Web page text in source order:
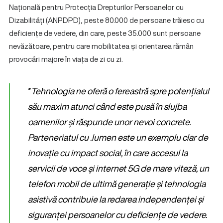
Națională pentru Protecția Drepturilor Persoanelor cu
Dizabilități (ANPDPD), peste 80.000 de persoane trăiesc cu
deficiențe de vedere, din care, peste 35.000 sunt persoane
nevăzătoare, pentru care mobilitatea și orientarea rămân
provocări majore în viața de zi cu zi.
”Tehnologia ne oferă o fereastră spre potențialul
său maxim atunci când este pusă în slujba
oamenilor și răspunde unor nevoi concrete.
Parteneriatul cu .lumen este un exemplu clar de
inovație cu impact social, în care accesul la
servicii de voce și internet 5G de mare viteză, un
telefon mobil de ultimă generație și tehnologia
asistivă contribuie la redarea independenței și
siguranței persoanelor cu deficiențe de vedere.